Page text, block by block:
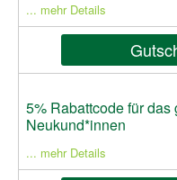
... mehr Details
5% Rabattcode für
Neukund*innen
... mehr Details